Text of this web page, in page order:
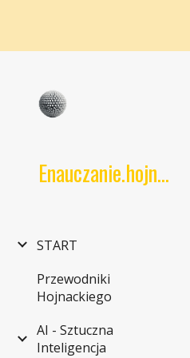
Enauczanie.hojnacki.net
START
Przewodniki
Hojnackiego
AI - Sztuczna
Inteligencja